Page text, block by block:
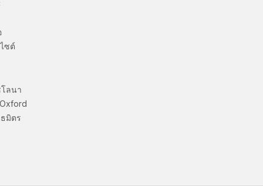
ซต์
ลนา
มิตร